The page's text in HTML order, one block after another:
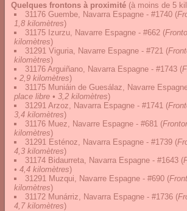
Quelques frontons à proximité (à moins de 5
31176 Guembe, Navarra Espagne - #1740 (
1,8 kilomètres)
31175 Izurzu, Navarre Espagne - #662 (
kilomètres)
31291 Viguria, Navarre Espagne - #721 (
kilomètres)
31176 Arguiñano, Navarra Espagne - #1743 (
• 2,9 kilomètres)
31175 Muniáin de Guesálaz, Navarre
place libre • 3,2 kilomètres)
31291 Arzoz, Navarra Espagne - #1741 (
3,4 kilomètres)
31176 Muez, Navarre Espagne - #681 (
kilomètres)
31291 Esténoz, Navarra Espagne - #1739 (
4,3 kilomètres)
31174 Bidaurreta, Navarra Espagne - #1643 (
• 4,4 kilomètres)
31291 Muzqui, Navarre Espagne - #690 (
kilomètres)
31172 Munárriz, Navarra Espagne - #1736 (
4,7 kilomètres)